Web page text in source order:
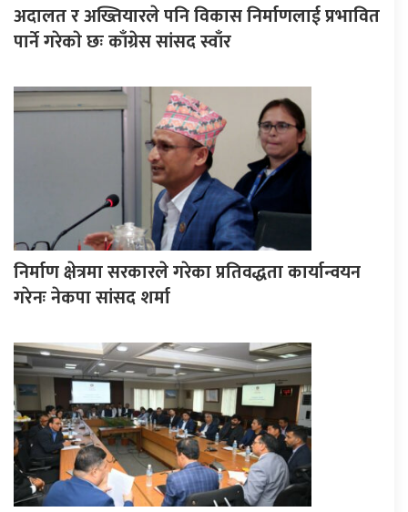
अदालत र अख्तियारले पनि विकास निर्माणलाई प्रभावित
पार्ने गरेकाे छः काँग्रेस सांसद स्वाँर
निर्माण क्षेत्रमा सरकारले गरेका प्रतिवद्धता कार्यान्वयन
गरेनः नेकपा सांसद शर्मा